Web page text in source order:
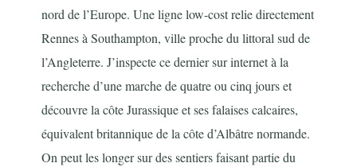
nord de l’Europe. Une ligne low-cost relie directement
Rennes à Southampton, ville proche du littoral sud de
l’Angleterre. J’inspecte ce dernier sur internet à la
recherche d’une marche de quatre ou cinq jours et
découvre la côte Jurassique et ses falaises calcaires,
équivalent britannique de la côte d’Albâtre normande.
On peut les longer sur des sentiers faisant partie du